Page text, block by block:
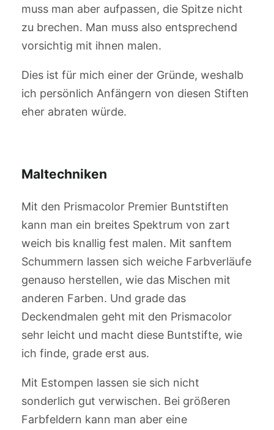
muss man aber aufpassen, die Spitze nicht
zu brechen. Man muss also entsprechend
vorsichtig mit ihnen malen.
Dies ist für mich einer der Gründe, weshalb
ich persönlich Anfängern von diesen Stiften
eher abraten würde.
Maltechniken
Mit den Prismacolor Premier Buntstiften
kann man ein breites Spektrum von zart
weich bis knallig fest malen. Mit sanftem
Schummern lassen sich weiche Farbverläufe
genauso herstellen, wie das Mischen mit
anderen Farben. Und grade das
Deckendmalen geht mit den Prismacolor
sehr leicht und macht diese Buntstifte, wie
ich finde, grade erst aus.
Mit Estompen lassen sie sich nicht
sonderlich gut verwischen. Bei größeren
Farbfeldern kann man aber eine